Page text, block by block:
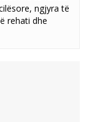
ngjyra të
rehati dhe